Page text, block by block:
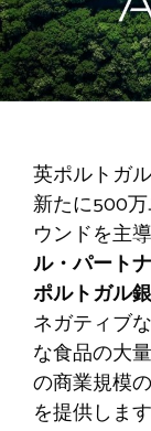
英ポルトガ
新たに500
ウンドを主
ル・パート
ポルトガル
ネガティブ
な食品の大
の商業規模
を提供します